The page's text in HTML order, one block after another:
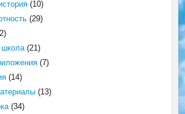
(10)
(29)
школа(21)
(7)
(14)
(13)
(34)